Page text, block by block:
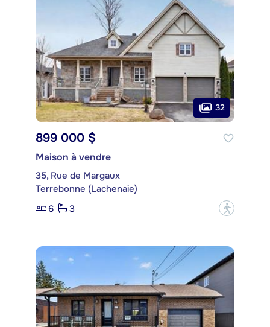
32
899 000 $
Maison à vendre
35, Rue de Margaux
Terrebonne (Lachenaie)
6
3 ?